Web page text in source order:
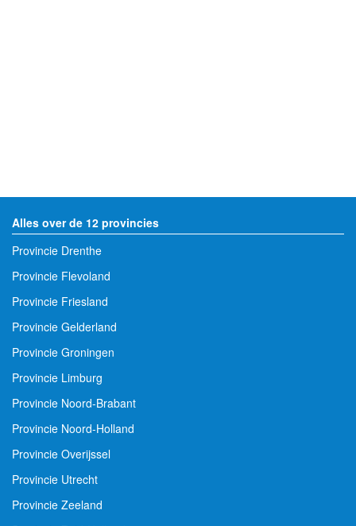
Alles over de 12 provincies
Provincie Drenthe
Provincie Flevoland
Provincie Friesland
Provincie Gelderland
Provincie Groningen
Provincie Limburg
Provincie Noord-Brabant
Provincie Noord-Holland
Provincie Overijssel
Provincie Utrecht
Provincie Zeeland